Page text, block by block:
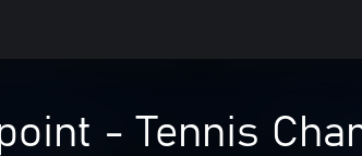
- Tennis